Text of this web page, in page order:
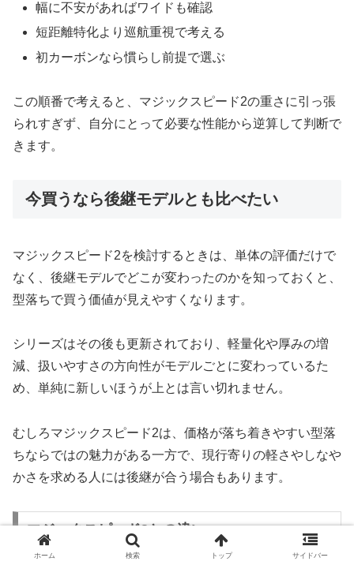
幅に不安があればワイドも確認
短距離特化より巡航重視で考える
初カーボンなら慣らし前提で選ぶ
この順番で考えると、マジックスピード2の重さに引っ張
られすぎず、自分にとって必要な性能から逆算して判断で
きます。
今買うなら後継モデルとも比べたい
マジックスピード2を検討するときは、単体の評価だけで
なく、後継モデルでどこが変わったのかを知っておくと、
型落ちで買う価値が見えやすくなります。
シリーズはその後も更新されており、軽量化や厚みの増
減、扱いやすさの方向性がモデルごとに変わっているた
め、単純に新しいほうが上とは言い切れません。
むしろマジックスピード2は、価格が落ち着きやすい型落
ちならではの魅力がある一方で、現行寄りの軽さやしなや
かさを求める人には後継が合う場合もあります。
マジックスピード3との違い
ホーム 検索 トップ サイドバー